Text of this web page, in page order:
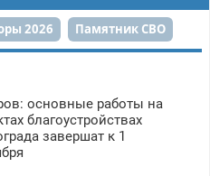
2026 Памятник СВО
Реконструкция ЦПКиО
Героев-летчиков
основные работы на
благоустройствах
завершат к 1